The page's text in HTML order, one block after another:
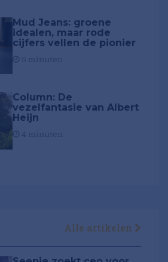
Mud Jeans: groene
idealen, maar rode
cijfers vellen de pionier
Column: De
vezelfantasie van Albert
Heijn
Alle artikelen